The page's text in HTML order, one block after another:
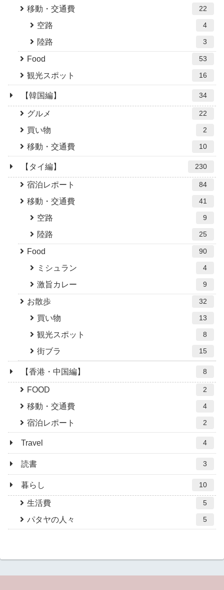
移動・交通費 22
空路 4
陸路 3
Food 53
観光スポット 16
【韓国編】 34
グルメ 22
買い物 2
移動・交通費 10
【タイ編】 230
宿泊レポート 84
移動・交通費 41
空路 9
陸路 25
Food 90
ミシュラン 4
激旨カレー 9
お散歩 32
買い物 13
観光スポット 8
街ブラ 15
【香港・中国編】 8
FOOD 2
移動・交通費 4
宿泊レポート 2
Travel 4
読書 3
暮らし 10
生活費 5
パタヤの人々 5